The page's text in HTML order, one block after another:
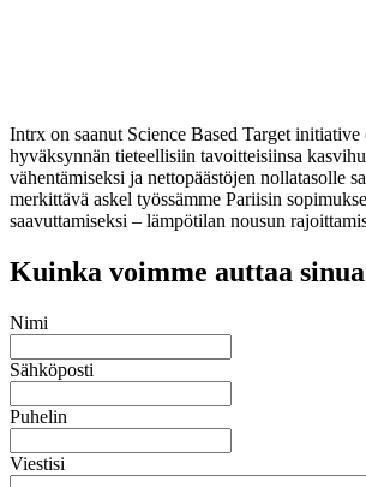
Intrx on saanut Science Based Target
hyväksynnän tieteellisiin tavoitteisiinsa
vähentämiseksi ja nettopäästöjen nollatasolle
merkittävä askel työssämme Pariisin
saavuttamiseksi – lämpötilan nousun
Kuinka voimme auttaa
Nimi
Sähköposti
Puhelin
Viestisi